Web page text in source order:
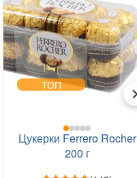
ТОП
Цукерки Ferrero Rocher
200 г